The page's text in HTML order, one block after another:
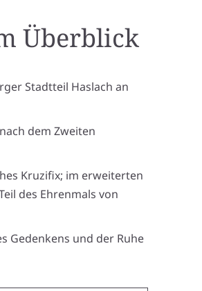
Überblick
Stadtteil Haslach an
dem Zweiten
Kruzifix; im erweiterten
des Ehrenmals von
Gedenkens und der Ruhe